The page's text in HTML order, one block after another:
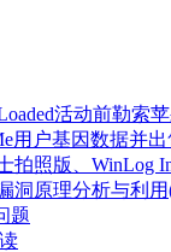
活动前勒索
用户基因数据并出
拍照版、WinLog
洞原理分析与利
题